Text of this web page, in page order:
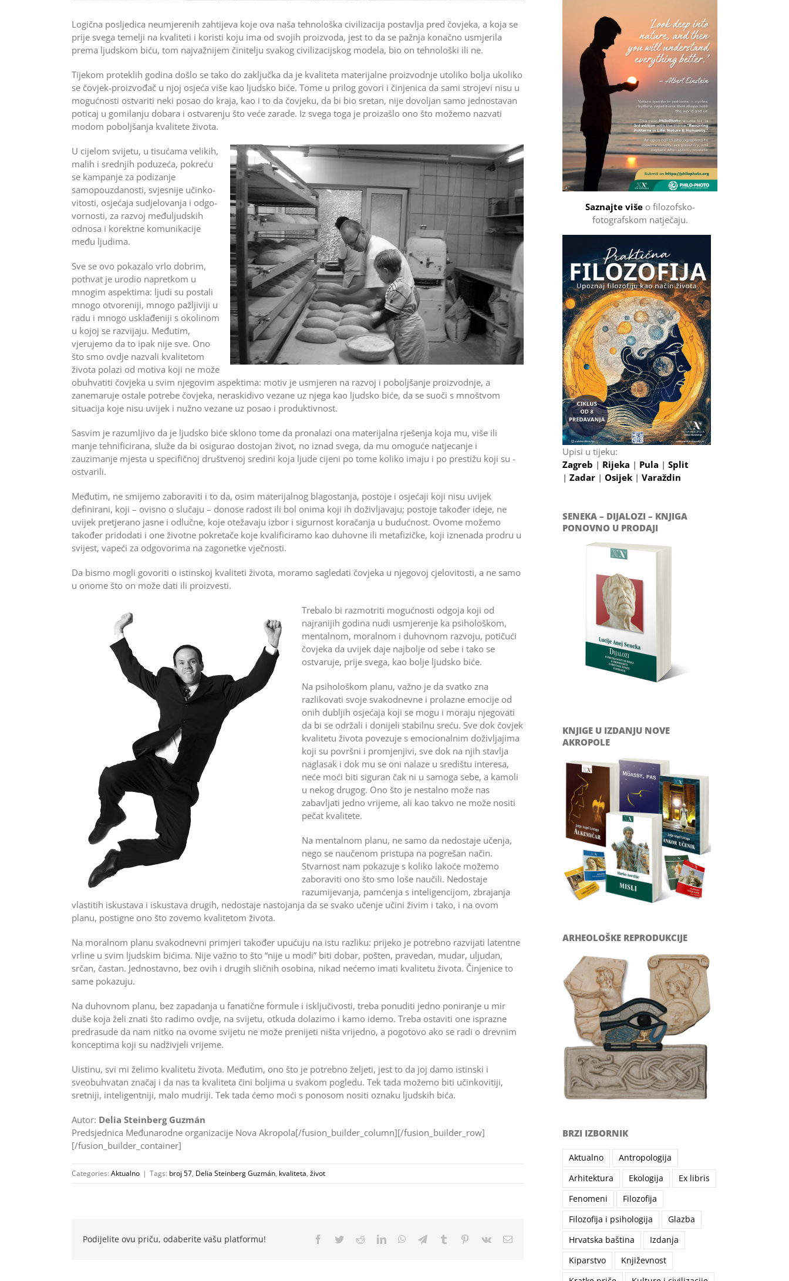
Logična posljedica neumje­re­nih zahtijeva koje ova naša tehno­loška civilizacija postavlja pred čovjeka, a koja se
prije svega temelji na kvaliteti i koristi koju ima od svojih proizvoda, jest to da se pažnja konačno usmjerila
prema ljudskom biću, tom najvažnijem činitelju svakog civilizacijskog modela, bio on tehnološki ili ne.
Tijekom proteklih godina došlo se tako do zaključka da je kvaliteta materijalne proizvodnje utoliko bolja ukoliko
se čovjek-proizvođač u njoj osjeća više kao ljudsko biće. Tome u prilog govori i činjenica da sami strojevi nisu u
mogućnosti ostvariti neki posao do kraja, kao i to da čovjeku, da bi bio sretan, nije dovoljan samo jednostavan
poticaj u gomilanju dobara i ­ostvarenju što veće zarade. Iz svega toga je proizašlo ono što možemo nazva­ti
modom poboljšanja kva­litete života.
U cijelom svijetu, u tisućama velikih,
malih i srednjih poduzeća, pokreću
se kampanje za podiza­nje
samopouzdanosti, svjesnije učinko­
vitosti, osjećaja sudjelovanja i odgo­
vornosti, za razvoj međuljudskih
odnosa i korektne komunikacije
među ljudima.
Sve se ovo pokazalo vrlo dobrim,
pothvat je urodio napretkom u
mnogim aspektima: ljudi su postali
mnogo otvoreniji, mnogo pažljiviji u
radu i mnogo usklađeniji s okolinom
u kojoj se razvijaju. Međutim,
vjerujemo da to ipak nije sve. Ono
što smo ovdje nazvali kvalitetom
života polazi od motiva koji ne može
obuhvatiti čovjeka u svim njegovim aspektima: motiv je usmjeren na razvoj i poboljšanje proizvodnje, a
zanemaruje ostale potrebe čovjeka, neraskidivo vezane uz njega kao ljudsko biće, da se suoči s mnoštvom
situacija koje nisu uvijek i nužno vezane uz posao i produktivnost.
Sasvim je razumljivo da je ljudsko biće sklono tome da pronalazi ona materijalna rješenja koja mu, više ili
manje tehnificirana, služe da bi osigu­rao dostojan život, no iznad svega, da mu omoguće natjecanje i
zauzimanje mjesta u specifičnoj društvenoj sredini koja ljude cijeni po tome koliko imaju i po prestižu koji su ­
ostvarili.
Međutim, ne smijemo zaboraviti i to da, osim materijalnog blagostanja, postoje i osjećaji koji nisu uvijek
definirani, koji – ovisno o slučaju – donose radost ili bol onima koji ih doživljavaju; postoje također ideje, ne
uvijek pretje­rano jasne i odlučne, koje otežavaju izbor i sigurnost koračanja u budućnost. Ovome možemo
također pridoda­ti i one životne pokretače koje kvalificiramo kao duhovne ili metafizičke, koji iznenada prodru u
svijest, vapeći za odgovorima na za­gonetke vječnosti.
Da bismo mogli govoriti o istin­skoj kvaliteti života, moramo sagledati čovjeka u njegovoj cjelovitosti, a ne samo
u onome što on može dati ili proizvesti.
Trebalo bi razmotriti mogućnosti odgoja koji od
najranijih godina nudi usmjerenje ka psihološkom,
mentalnom, moralnom i duhovnom razvoju, potičući
čovjeka da uvijek daje najbolje od sebe i tako se
ostvaruje, prije svega, kao bolje ljudsko biće.
Na psihološkom planu, važno je da svatko zna
razlikovati svoje svakodnevne i prolazne emocije od
onih dubljih osjećaja koji se mogu i moraju njegovati
da bi se održali i donijeli stabilnu sreću. Sve dok čovjek
kvalitetu života povezuje s emocionalnim doživljajima
koji su površni i promjenjivi, sve dok na njih stavlja
naglasak i dok mu se oni nalaze u središtu interesa,
neće moći biti siguran čak ni u samoga sebe, a kamoli
u nekog drugog. Ono što je nestalno može nas
zabavljati jedno vrijeme, ali kao takvo ne može nositi
pečat kvalitete.
Na mentalnom planu, ne samo da nedostaje učenja,
nego se naučenom pristupa na pogrešan način.
Stvarnost nam pokazuje s koliko lakoće možemo
zaboraviti ono što smo loše naučili. Nedostaje
razumijevanja, pamćenja s inteligencijom, zbrajanja
vlastitih iskustava i iskustava drugih, nedostaje nastojanja da se svako učenje učini živim i tako, i na ovom
planu, postigne ono što zovemo kvalitetom života.
Na moralnom planu svakodnevni primjeri također upućuju na istu razliku: prijeko je potrebno razvijati latentne
vrline u svim ljudskim bićima. Nije važno to što “nije u modi” biti dobar, pošten, pravedan, mudar, uljudan,
srčan, častan. Jednostavno, bez ovih i drugih sličnih osobina, nikad nećemo imati kvalitetu života. Činjenice to
same pokazuju.
Na duhovnom planu, bez zapa­danja u fanatične formule i isključivosti, treba ponuditi jedno poniranje u mir
duše koja želi znati što radimo ovdje, na svijetu, otkuda dolazimo i kamo idemo. Treba ostaviti one isprazne
predrasude da nam nitko na ovome svijetu ne može prenijeti ništa vrijedno, a pogotovo ako se radi o drevnim
konceptima koji su nadživjeli vrijeme.
Uistinu, svi mi želimo kvalitetu života. Međutim, ono što je potrebno željeti, jest to da joj damo istinski i
sveobuhvatan značaj i da nas ta kvaliteta čini boljima u svakom pogledu. Tek tada možemo biti učinkovitiji,
sretniji, inteligentniji, malo mudriji. Tek tada ćemo moći s ponosom nositi oznaku ljudskih bića.
Autor: Delia Steinberg Guzmán
Predsjednica Međunarodne organizacije Nova Akropola[/fusion_builder_column][/fusion_builder_row]
[/fusion_builder_container]
Categories: Aktualno | Tags: broj 57, Delia Steinberg Guzmán, kvaliteta, život
Podijelite ovu priču, odaberite vašu platformu! Facebook
TwitterRedditLinkedInWhatsApp
TelegramTumblr Pinterest
Vk Email
Saznajte višeo filozofsko-
fotografskom natječaju.
Upisi u tijeku:
Zagreb | Rijeka | Pula | Split
| Zadar | Osijek | Varaždin
SENEKA – DIJALOZI – KNJIGA
PONOVNO U PRODAJI
KNJIGE U IZDANJU NOVE
AKROPOLE
ARHEOLOŠKE REPRODUKCIJE
BRZI IZBORNIK
Aktualno
Antropologija
Arhitektura
Ekologija
Ex libris
Fenomeni
Filozofija
Filozofija i psihologija
Glazba
Hrvatska baština
Izdanja
Kiparstvo
Književnost